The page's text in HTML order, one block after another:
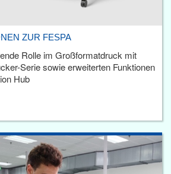
ZUR FESPA
Rolle im Großformatdruck mit
Serie sowie erweiterten Funktionen
Hub